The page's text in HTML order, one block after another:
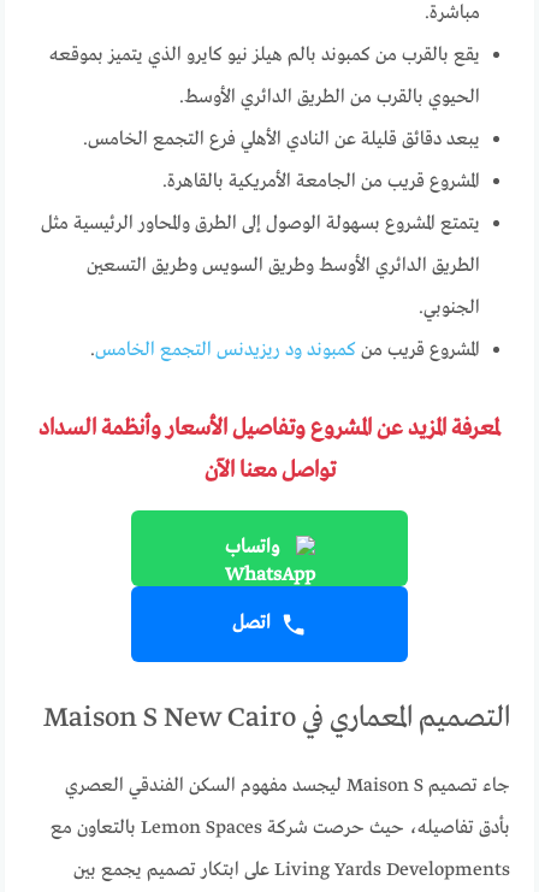
مباشرة.
يقع بالقرب من كمبوند بالم هيلز نيو كايرو الذي يتميز بموقعه
الحيوي بالقرب من الطريق الدائري الأوسط.
يبعد دقائق قليلة عن النادي الأهلي فرع التجمع الخامس.
المشروع قريب من الجامعة الأمريكية بالقاهرة.
يتمتع المشروع بسهولة الوصول إلى الطرق والمحاور الرئيسية مثل
الطريق الدائري الأوسط وطريق السويس وطريق التسعين
الجنوبي.
المشروع قريب منكمبوند ود ريزيدنس التجمع الخامس.
لمعرفة المزيد عن المشروع وتفاصيل الأسعار وأنظمة السداد
تواصل معنا الآن
واتساب
اتصل
التصميم المعماري في Maison S New Cairo
جاء تصميم Maison S ليجسد مفهوم السكن الفندقي العصري
بأدق تفاصيله، حيث حرصت شركة Lemon Spaces بالتعاون مع
Living Yards Developments على ابتكار تصميم يجمع بين